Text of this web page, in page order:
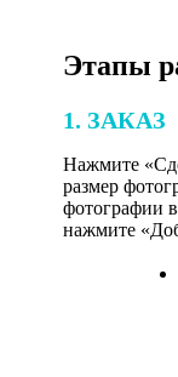
Этапы
1. ЗАКАЗ
Нажмите
размер
фотографии
нажмите